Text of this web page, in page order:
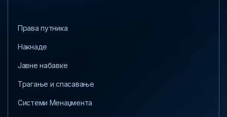
Права путника
Накнаде
Јавне набавке
Трагање и спасавање
Системи Менаџмента